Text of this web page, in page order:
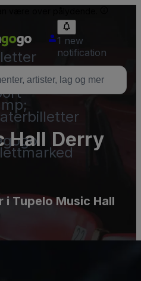
1 new
notification
Hall Derry
i Tupelo Music Hall